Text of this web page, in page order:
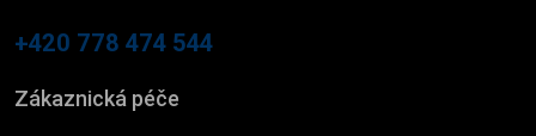
+420 778 474 544
Zákaznická péče